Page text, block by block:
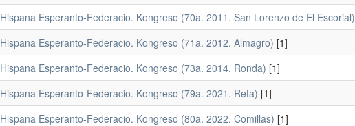
Hispana Esperanto-Federacio. Kongreso (70a. 2011. San Lorenzo de El Escorial)
Hispana Esperanto-Federacio. Kongreso (71a. 2012. Almagro) [1]
Hispana Esperanto-Federacio. Kongreso (73a. 2014. Ronda) [1]
Hispana Esperanto-Federacio. Kongreso (79a. 2021. Reta) [1]
Hispana Esperanto-Federacio. Kongreso (80a. 2022. Comillas) [1]